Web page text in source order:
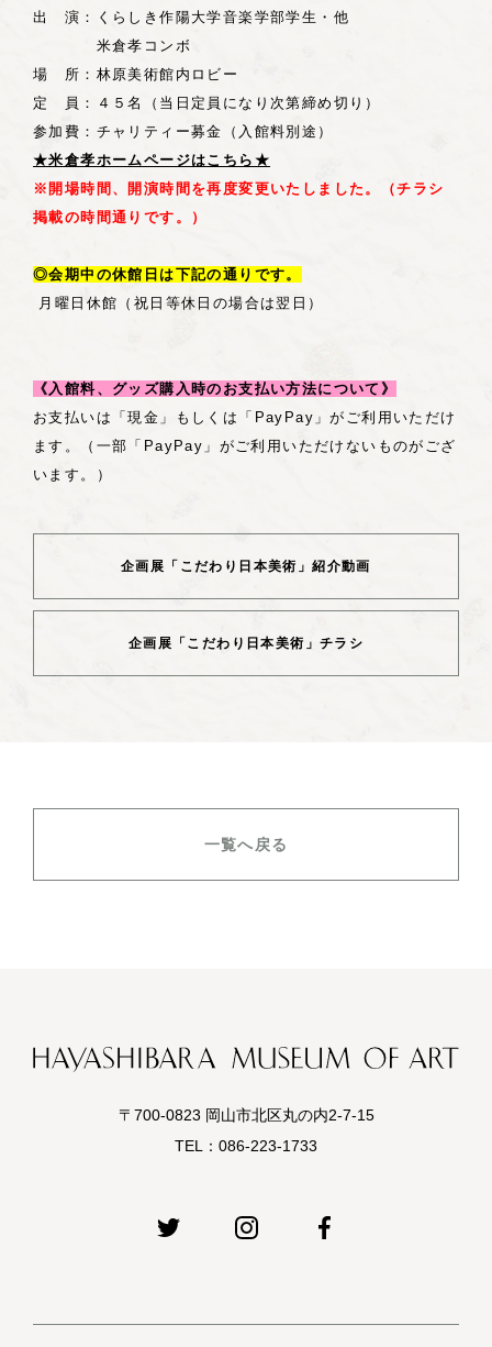
出 演：くらしき作陽大学音楽学部学生・他
米倉孝コンボ
場 所：林原美術館内ロビー
定 員：４５名（当日定員になり次第締め切り）
参加費：チャリティー募金（入館料別途）
★米倉孝ホームページはこちら★
※開場時間、開演時間を再度変更いたしました。（チラシ
掲載の時間通りです。）
◎会期中の休館日は下記の通りです。
月曜日休館（祝日等休日の場合は翌日）
《入館料、グッズ購入時のお支払い方法について》
お支払いは「現金」もしくは「PayPay」がご利用いただけ
ます。（一部「PayPay」がご利用いただけないものがござ
います。）
企画展「こだわり日本美術」紹介動画
企画展「こだわり日本美術」チラシ
一覧へ戻る
〒700-0823 岡山市北区丸の内2-7-15
TEL： 086-223-1733